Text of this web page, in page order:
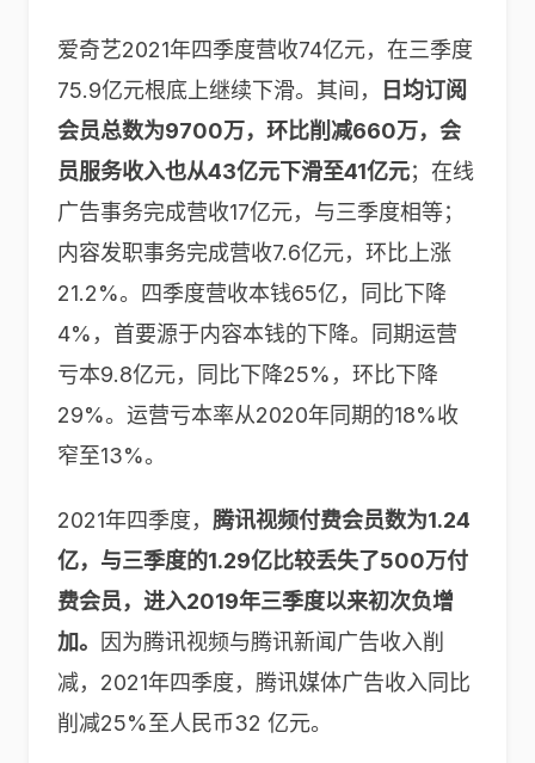
爱奇艺2021年四季度营收74亿元，在三季度
75.9亿元根底上继续下滑。其间，
日均订阅
会员总数为9700万，环比削减660万，会
员服务收入也从43亿元下滑至41亿元；在线
广告事务完成营收17亿元，与三季度相等；
内容发职事务完成营收7.6亿元，环比上涨
21.2%。四季度营收本钱65亿，同比下降
4%，首要源于内容本钱的下降。同期运营
亏本9.8亿元，同比下降25%，环比下降
29%。运营亏本率从2020年同期的18%收
窄至13%。
2021年四季度， 腾讯视频付费会员数为1.24
亿，与三季度的1.29亿比较丢失了500万付
费会员，进入2019年三季度以来初次负增
加。
因为腾讯视频与腾讯新闻广告收入削
减，2021年四季度，腾讯媒体广告收入同比
削减25%至人民币32 亿元。